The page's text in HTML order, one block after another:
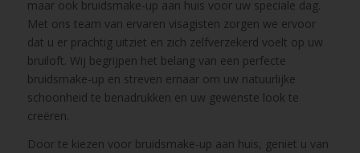
maar ook bruidsmake-up aan huis voor uw speciale dag.
Met ons team van ervaren visagisten zorgen we ervoor
dat u er prachtig uitziet en zich zelfverzekerd voelt op uw
bruiloft. Wij begrijpen het belang van een perfecte
bruidsmake-up en streven ernaar om uw natuurlijke
schoonheid te benadrukken en uw gewenste look te
creëren.
Door te kiezen voor bruidsmake-up aan huis, geniet u van